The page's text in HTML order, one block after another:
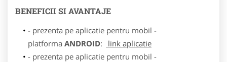
BENEFICII SI AVANTAJE
- prezenta pe aplicatie pentru mobil -
platforma ANDROID:
link aplicatie
- prezenta pe aplicatie pentru mobil -